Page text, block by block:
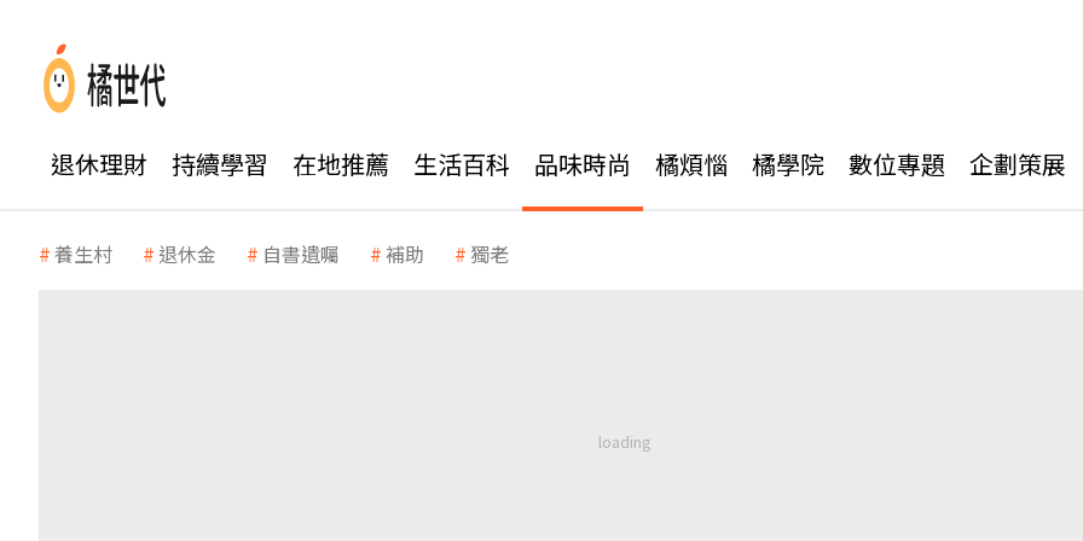
退休理財 持續學習 在地推薦 生活百科 品味時尚 橘煩惱 橘學院 數位專題 企劃策展
養生村 退休金 自書遺囑 補助 獨老